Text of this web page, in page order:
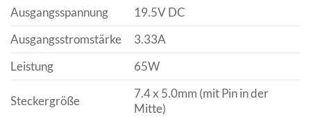
Ausgangsspannung
19.5V DC
Ausgangsstromstärke
3.33A
Leistung
65W
Steckergröße
7.4 x 5.0mm (mit Pin in der
Mitte)